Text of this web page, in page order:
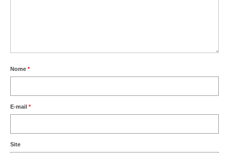
Nome *
E-mail *
Site